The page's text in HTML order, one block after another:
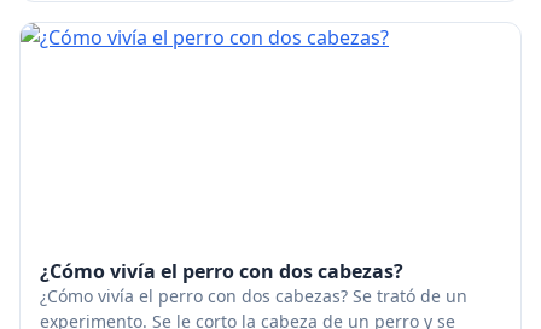
¿Cómo vivía el perro con dos cabezas?
¿Cómo vivía el perro con dos cabezas? Se trató de un
experimento. Se le corto la cabeza de un perro y se